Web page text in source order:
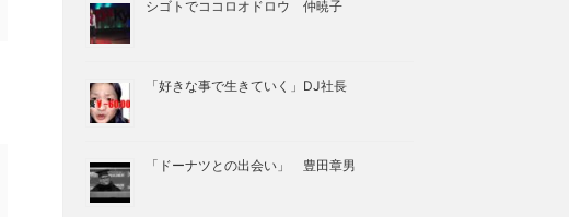
シゴトでココロオドロウ 仲暁子
「好きな事で生きていく」DJ社長
「ドーナツとの出会い」 豊田章男